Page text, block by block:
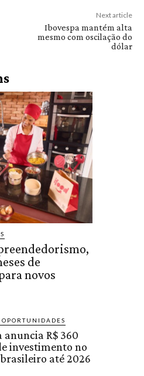
Next article
Ibovespa mantém alta
mesmo com oscilação do
dólar
de
novos
OPORTUNIDADES
anuncia R$ 360
investimento no
até 2026